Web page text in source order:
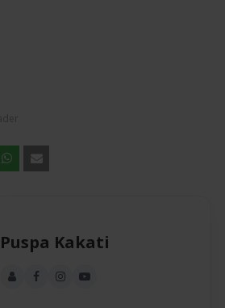
Puspa Kakati